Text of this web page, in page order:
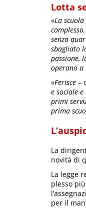
Lotta
«La
senza
sbagliato
passione,
operano a
«Ferisce –
e sociale
primi
prima
La
novità di
La legge
plesso
per il